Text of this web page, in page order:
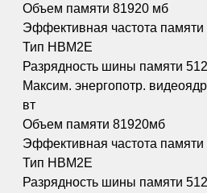
Объем памяти 81920 мб
Эффективная частота памяти
Тип HBM2E
Разрядность шины памяти
Максим. энергопотр.
вт
Объем памяти 81920мб
Эффективная частота памяти
Тип HBM2E
Разрядность шины памяти